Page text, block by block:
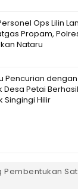
Ops Lilin
Propam,
Nataru
Pencurian
Desa Petai
Singingi Hilir
Pembentukan